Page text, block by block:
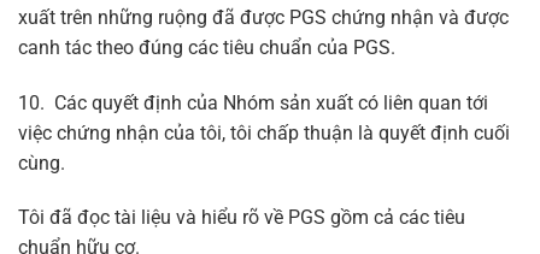
xuất trên những ruộng đã được PGS chứng nhận và được
canh tác theo đúng các tiêu chuẩn của PGS.
10. Các quyết định của Nhóm sản xuất có liên quan tới
việc chứng nhận của tôi, tôi chấp thuận là quyết định cuối
cùng.
Tôi đã đọc tài liệu và hiểu rõ về PGS gồm cả các tiêu
chuẩn hữu cơ.